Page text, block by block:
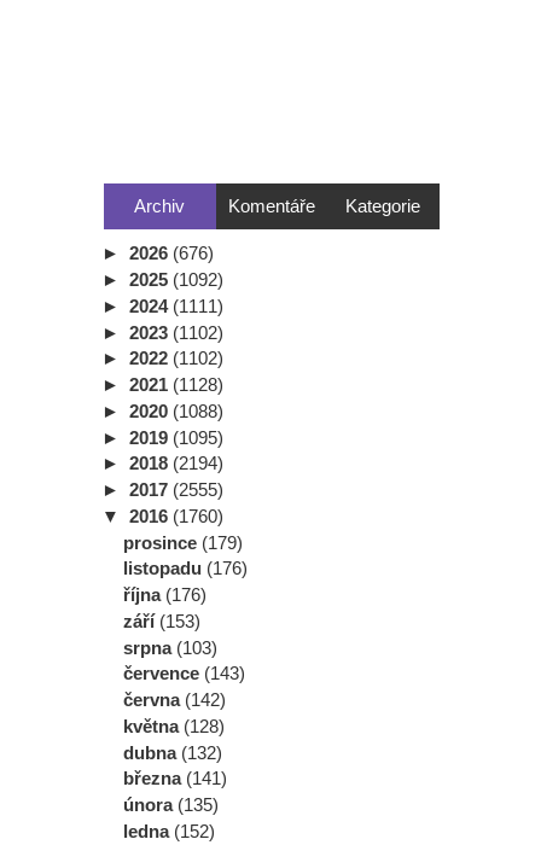
Archiv Komentáře Kategorie
► 2026 (676)
► 2025 (1092)
► 2024 (1111)
► 2023 (1102)
► 2022 (1102)
► 2021 (1128)
► 2020 (1088)
► 2019 (1095)
► 2018 (2194)
► 2017 (2555)
▼ 2016 (1760)
prosince (179)
listopadu (176)
října (176)
září (153)
srpna (103)
července (143)
června (142)
května (128)
dubna (132)
března (141)
února (135)
ledna (152)